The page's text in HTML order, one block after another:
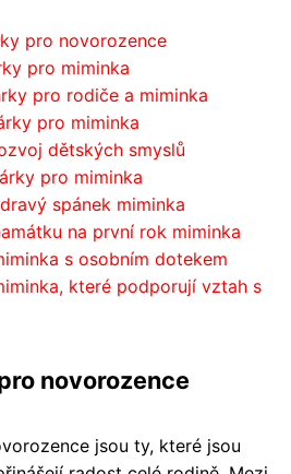
pro novorozence
pro miminka
pro rodiče a miminka
pro miminka
dětských smyslů
pro miminka
spánek miminka
na první rok miminka
s osobním dotekem
které podporují vztah s
novorozence
jsou ty, které jsou